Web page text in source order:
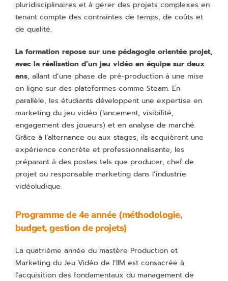
pluridisciplinaires et à gérer des projets complexes en
tenant compte des contraintes de temps, de coûts et
de qualité.
La formation repose sur une pédagogie orientée projet,
avec la réalisation d’un jeu vidéo en équipe sur deux
ans, allant d’une phase de pré-production à une mise
en ligne sur des plateformes comme Steam. En
parallèle, les étudiants développent une expertise en
marketing du jeu vidéo (lancement, visibilité,
engagement des joueurs) et en analyse de marché.
Grâce à l’alternance ou aux stages, ils acquièrent une
expérience concrète et professionnalisante, les
préparant à des postes tels que producer, chef de
projet ou responsable marketing dans l’industrie
vidéoludique.
Programme de 4e année (méthodologie,
budget, gestion de projets)
La quatrième année du mastère Production et
Marketing du Jeu Vidéo de l’IIM est consacrée à
l’acquisition des fondamentaux du management de